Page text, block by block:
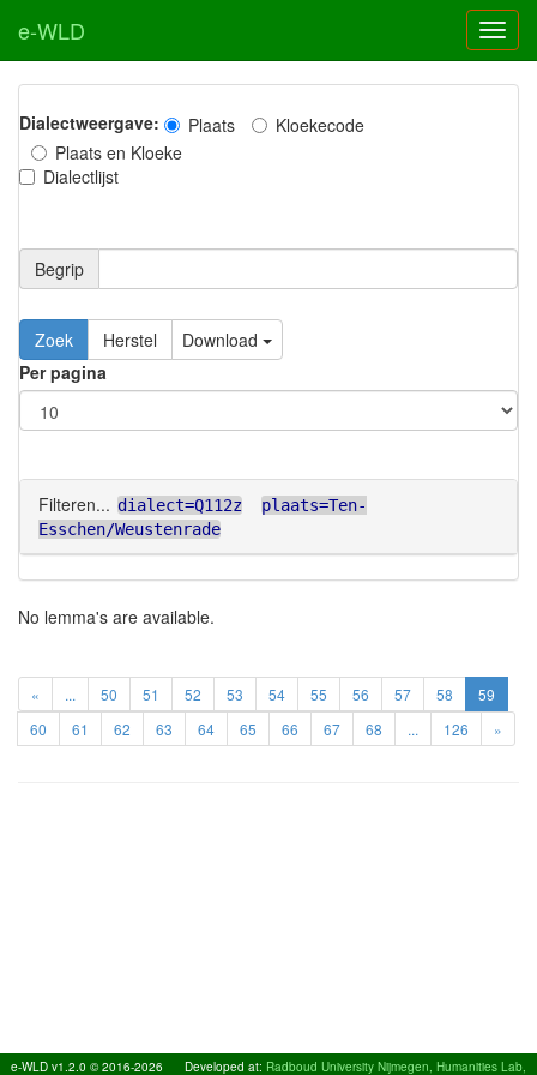
e-WLD
Dialectweergave: Plaats
Kloekecode
Plaats en Kloeke
Dialectlijst
Begrip
Zoek Herstel
Download
Per pagina
Filteren... dialect=Q112z
plaats=Ten-
Esschen/Weustenrade
No lemma's are available.
« ... 50 51 52 53 54 55 56 57 58
59
60
61 62 63 64 65 66 67 68 ... 126 »
e-WLD v1.2.0 © 2016-2026 Developed at: Radboud University Nijmegen, Humanities Lab,